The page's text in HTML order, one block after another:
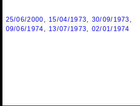
25/06/2000 15/04/1973 30/09/1973
09/06/1974
13/07/1973
02/01/1974